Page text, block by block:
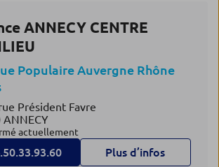
ANNECY CENTRE
Populaire Auvergne Rhône
Président Favre
ANNECY
actuellement
Plus d’infos